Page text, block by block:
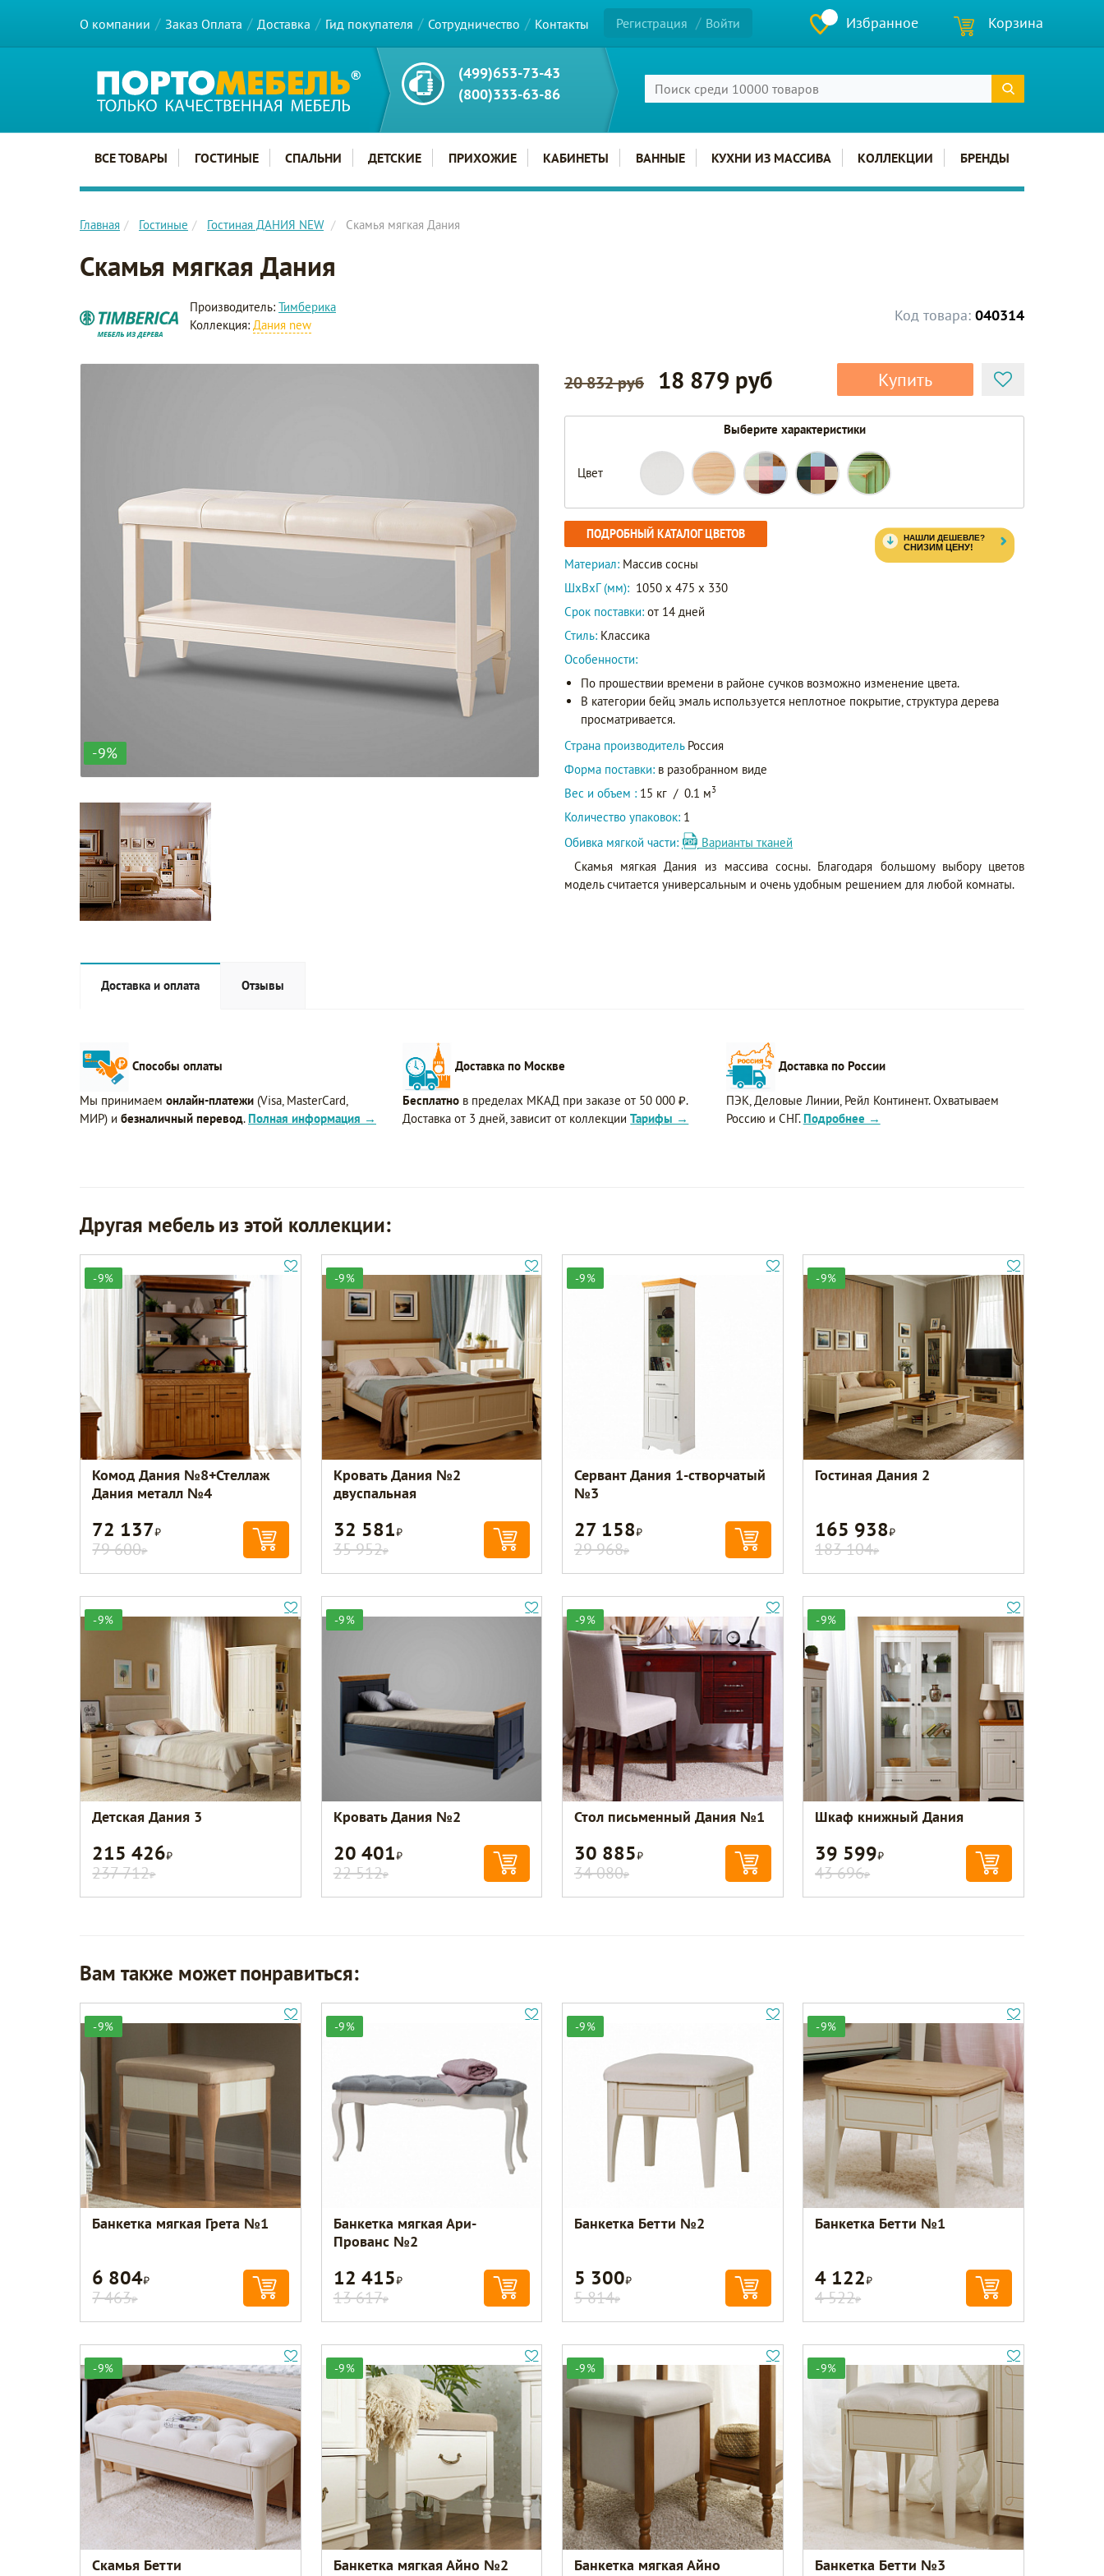
О компании Заказ Оплата Доставка Гид покупателя Сотрудничество Контакты Регистрация Войти Избранное Корзина
(499)653-73-43
(800)333-63-86
Главное меню сайта
ВСЕ ТОВАРЫ ГОСТИНЫЕ СПАЛЬНИ ДЕТСКИЕ ПРИХОЖИЕ КАБИНЕТЫ ВАННЫЕ КУХНИ ИЗ МАССИВА КОЛЛЕКЦИИ БРЕНДЫ
Главная Гостиные Гостиная ДАНИЯ NEW Скамья мягкая Дания
Скамья мягкая Дания
Код товара: 040314
Производитель: Тимберика
Коллекция: Дания new
-9%
20 832 руб 18 879 руб Купить
Выберите характеристики
Цвет
ПОДРОБНЫЙ КАТАЛОГ ЦВЕТОВ
Материал: Массив сосны
ШxВxГ (мм): 1050 x 475 x 330
Срок поставки: от 14 дней
Стиль: Классика
Особенности:
По прошествии времени в районе сучков возможно изменение цвета.
В категории бейц эмаль используется неплотное покрытие, структура дерева
просматривается.
Страна производитель Россия
Форма поставки: в разобранном виде
Вес и объем : 15 кг / 0.1 м3
Количество упаковок: 1
Обивка мягкой части:
Варианты тканей
Скамья мягкая Дания из массива сосны. Благодаря большому выбору цветов
модель считается универсальным и очень удобным решением для любой комнаты.
Доставка и оплата Отзывы
Способы оплаты
Мы принимаем онлайн-платежи (Visa, MasterCard,
МИР) и безналичный перевод. Полная информация →
Доставка по Москве
Бесплатно в пределах МКАД при заказе от 50 000 ₽.
Доставка от 3 дней, зависит от коллекцииТарифы →
Доставка по России
ПЭК, Деловые Линии, Рейл Континент. Охватываем
Россию и СНГ. Подробнее →
Другая мебель из этой коллекции:
-9%
Комод Дания №8+Стеллаж
Дания металл №4
72 137Р
79 600Р
-9%
Кровать Дания №2
двуспальная
32 581Р
35 952Р
-9%
Сервант Дания 1-створчатый
№3
27 158Р
29 968Р
-9%
Гостиная Дания 2
165 938Р
183 104Р
-9%
Детская Дания 3
215 426Р
237 712Р
-9%
Кровать Дания №2
20 401Р
22 512Р
-9%
Стол письменный Дания №1
30 885Р
34 080Р
-9%
Шкаф книжный Дания
39 599Р
43 696Р
Вам также может понравиться:
-9%
Банкетка мягкая Грета №1
6 804Р
7 463Р
-9%
Банкетка мягкая Ари-
Прованс №2
12 415Р
13 617Р
-9%
Банкетка Бетти №2
5 300Р
5 814Р
-9%
Банкетка Бетти №1
4 122Р
4 522Р
-9%
Скамья Бетти
-9%
Банкетка мягкая Айно №2
-9%
Банкетка мягкая Айно
-9%
Банкетка Бетти №3